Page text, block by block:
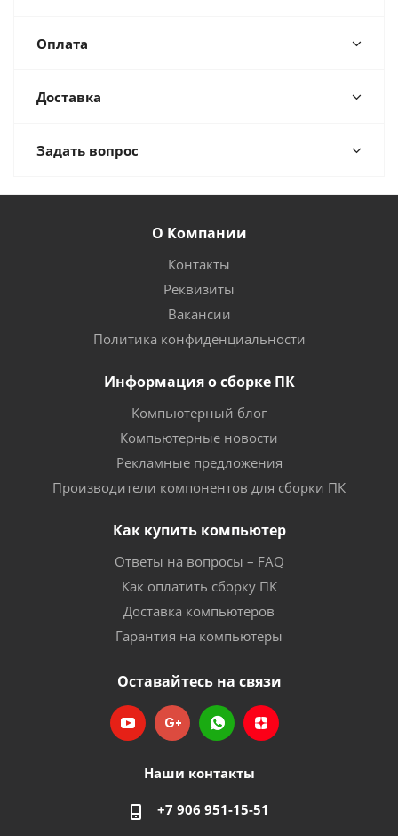
Оплата
Доставка
Задать вопрос
О Компании
Контакты
Реквизиты
Вакансии
Политика конфиденциальности
Информация о сборке ПК
Компьютерный блог
Компьютерные новости
Рекламные предложения
Производители компонентов для сборки ПК
Как купить компьютер
Ответы на вопросы – FAQ
Как оплатить сборку ПК
Доставка компьютеров
Гарантия на компьютеры
Оставайтесь на связи
Наши контакты
+7 906 951-15-51